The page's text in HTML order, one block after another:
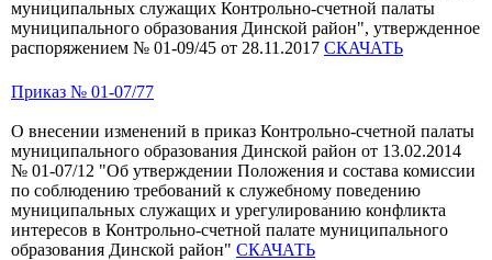
муниципальных служащих Контрольно-счетной палаты
муниципального образования Динской район", утвержденное
распоряжением № 01-09/45 от 28.11.2017 СКАЧАТЬ
Приказ № 01-07/77
О внесении изменений в приказ Контрольно-счетной палаты
муниципального образования Динской район от 13.02.2014
№ 01-07/12 "Об утверждении Положения и состава комиссии
по соблюдению требований к служебному поведению
муниципальных служащих и урегулированию конфликта
интересов в Контрольно-счетной палате муниципального
образования Динской район" СКАЧАТЬ